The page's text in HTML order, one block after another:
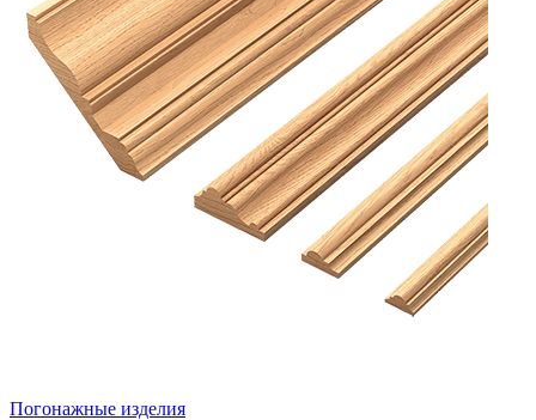
Погонажные изделия